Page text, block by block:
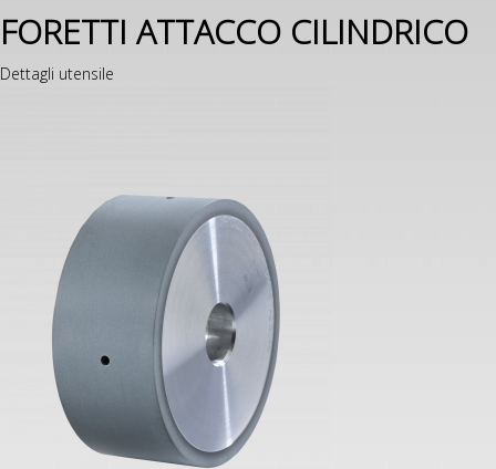
FORETTI ATTACCO CILINDRICO
Dettagli utensile